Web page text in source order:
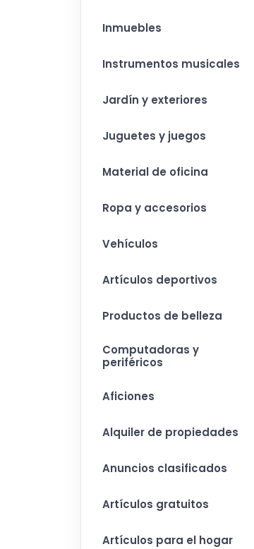
Inmuebles
Instrumentos musicales
Jardín y exteriores
Juguetes y juegos
Material de oficina
Ropa y accesorios
Vehículos
Artículos deportivos
Productos de belleza
Computadoras y
periféricos
Aficiones
Alquiler de propiedades
Anuncios clasificados
Artículos gratuitos
Artículos para el hogar